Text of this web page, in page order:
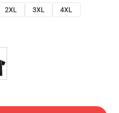
2XL 3XL
4XL